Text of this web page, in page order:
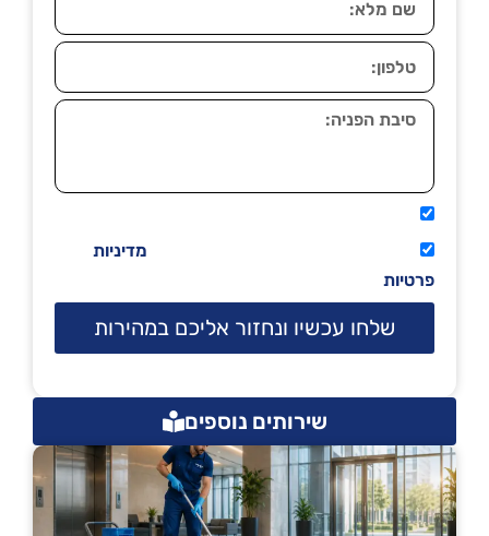
מדיניות
פרטיות
שלחו עכשיו ונחזור אליכם במהירות
שירותים נוספים